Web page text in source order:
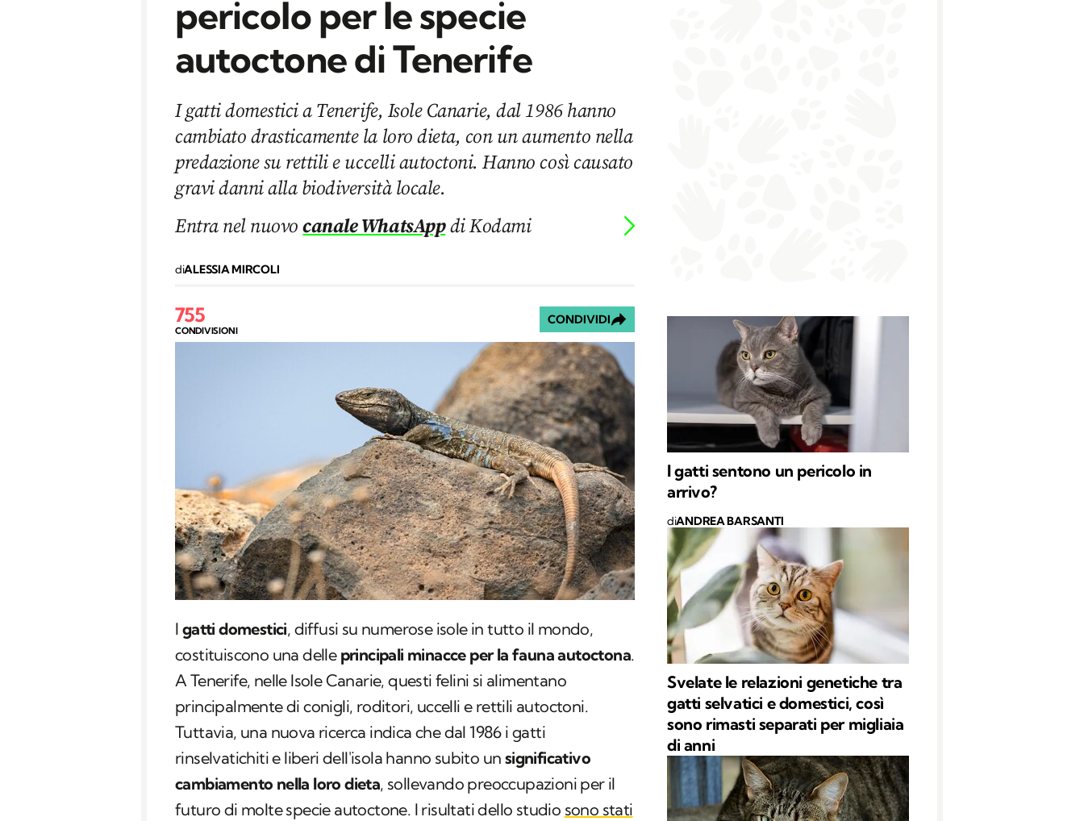
pericolo per le specie
autoctone di Tenerife
I gatti domestici a Tenerife, Isole Canarie, dal 1986 hanno
cambiato drasticamente la loro dieta, con un aumento nella
predazione su rettili e uccelli autoctoni. Hanno così causato
gravi danni alla biodiversità locale.
Entra nel nuovocanale WhatsAppdi Kodami
diALESSIA MIRCOLI
755
CONDIVISIONI
CONDIVIDI
I gatti domestici, diffusi su numerose isole in tutto il mondo,
costituiscono una delle principali minacce per la fauna autoctona.
A Tenerife, nelle Isole Canarie, questi felini si alimentano
principalmente di conigli, roditori, uccelli e rettili autoctoni.
Tuttavia, una nuova ricerca indica che dal 1986 i gatti
rinselvatichiti e liberi dell'isola hanno subito un significativo
cambiamento nella loro dieta, sollevando preoccupazioni per il
futuro di molte specie autoctone. I risultati dello studio sono stati
I gatti sentono un pericolo in
arrivo?
diANDREA BARSANTI
Svelate le relazioni genetiche tra
gatti selvatici e domestici, così
sono rimasti separati per migliaia
di anni